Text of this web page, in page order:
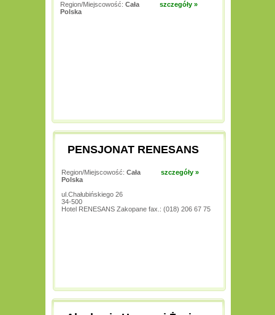
szczegóły »
Region/Miejscowość: Cała
Polska
PENSJONAT RENESANS
szczegóły »
Region/Miejscowość: Cała
Polska
ul.Chałubińskiego 26
34-500
Hotel RENESANS Zakopane fax.: (018) 206 67 75